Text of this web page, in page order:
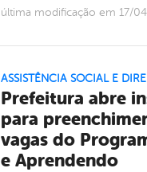
última modificação em 17/
ASSISTÊNCIA SOCIAL E
Prefeitura abre
para
vagas do
e Aprendendo